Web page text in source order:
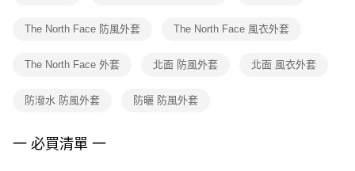
１．透過由恩沛科技股份有限公司提供之「AFTEE先享後付」服務完成之交
權轉讓予恩沛科技股份有限公司。
３．未成年的使用者請事先徵得法定代理人或監護人之同意方可使用
４．使用「AFTEE先享後付」時，將依據個別帳號之用戶狀況，依本公司即
The North Face 防風外套 The North Face 風衣外套
The North Face 外套 北面 防風外套 北面 風衣外套
防潑水 防風外套 防曬 防風外套
一 必買清單 一